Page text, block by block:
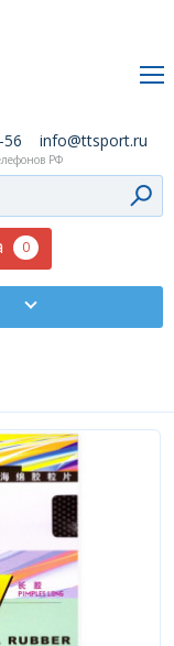
0
info@ttsport.ru
РФ